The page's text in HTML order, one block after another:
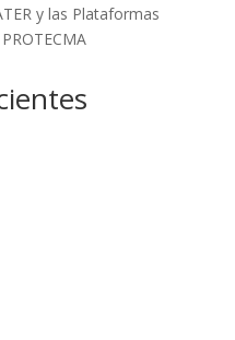
y las Plataformas